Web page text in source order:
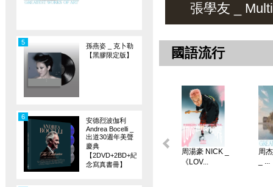
孫燕姿 _ 克卜勒
【黑膠限定版】
5
安德烈波伽利
Andrea Bocelli _
出道30週年美聲
慶典
【2DVD+2BD+紀
念寫真書冊】
6
張學友 _
國語流行
周湯豪 NICK _
《LOV...
周
_ ...